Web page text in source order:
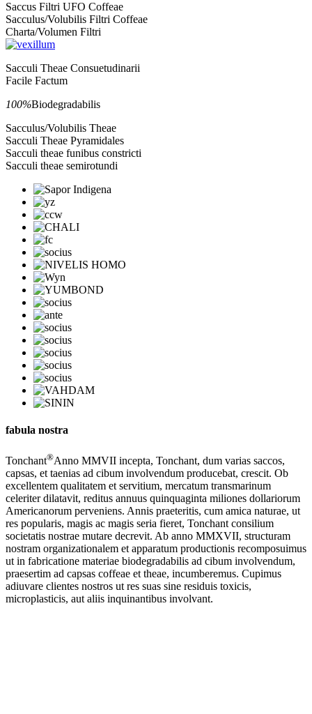
Saccus Filtri UFO Coffeae
Sacculus/Volubilis Filtri Coffeae
Charta/Volumen Filtri
Sacculi Theae Consuetudinarii
Facile Factum
100%Biodegradabilis
Sacculus/Volubilis Theae
Sacculi Theae Pyramidales
Sacculi theae funibus constricti
Sacculi theae semirotundi
fabula nostra
Tonchant®Anno MMVII incepta, Tonchant, dum varias saccos,
capsas, et taenias ad cibum involvendum producebat, crescit. Ob
excellentem qualitatem et servitium, mercatum transmarinum
celeriter dilatavit, reditus annuus quinquaginta miliones dollariorum
Americanorum perveniens. Annis praeteritis, cum amica naturae, ut
res popularis, magis ac magis seria fieret, Tonchant consilium
societatis nostrae mutare decrevit. Ab anno MMXVII, structuram
nostram organizationalem et apparatum productionis recomposuimus
ut in fabricatione materiae biodegradabilis ad cibum involvendum,
praesertim ad capsas coffeae et theae, incumberemus. Cupimus
adiuvare clientes nostros ut res suas sine residuis toxicis,
microplasticis, aut aliis inquinantibus involvant.